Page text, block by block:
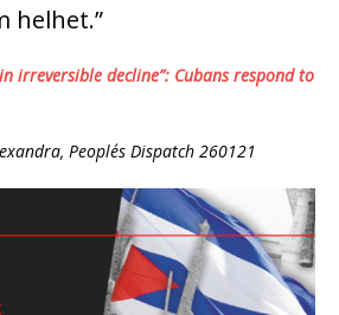
helhet.”
irreversible decline”: Cubans respond to
People´s Dispatch 260121